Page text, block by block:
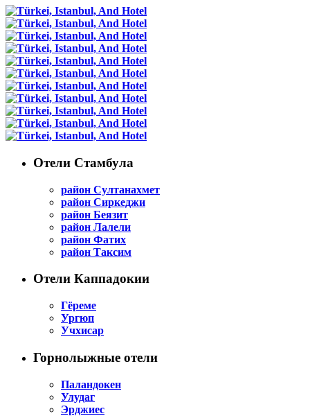
Отели Стамбула
район Султанахмет
район Сиркеджи
район Беязит
район Лалели
район Фатих
район Таксим
Отели Каппадокии
Гёреме
Ургюп
Учхисар
Горнолыжные отели
Паландокен
Улудаг
Эрджиес